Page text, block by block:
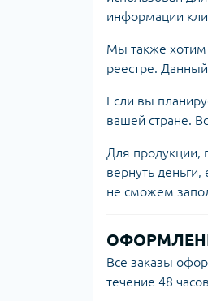
информации
Мы также хотим
реестре.
Если вы
вашей стране.
Для продукции,
вернуть
не сможем
Все заказы
течение 48